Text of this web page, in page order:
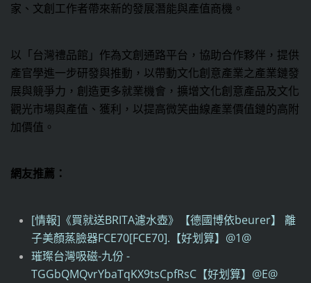
家、文創工作者帶來新的發展潛能與產值商機。
以「台灣禮品館」作為文創通路平台，協助合作夥伴，提供
產官學進一步研發與推動，以帶動文化創意產業之產業鏈發
展與競爭力，創造更多就業機會，擴增文化創意產品及文化
觀光市場與產值、獲利，以提高微笑曲線產業價值鏈的高附
加價值。
網友推薦：
[情報]《買就送BRITA濾水壺》【德國博依beurer】 離
子美顏蒸臉器FCE70[FCE70].【好划算】@1@
璀璨台灣吸磁-九份 -
TGGbQMQvrYbaTqKX9tsCpfRsC【好划算】@E@